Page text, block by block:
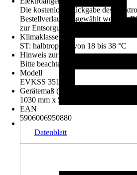
Die kostenlose Rückgabe des
Bestellverlauf ausgewählt werden.
zur Entsorgung.
Klimaklasse
ST: halbtropisch von 18 bis 38 °C
Hinweis zur Entsorgung
Bitte beachte die Hinweise zur
Modell
EVKSS 351 216
Gerätemaß (HxBxT)
1030 mm x 560 mm x 550 mm
EAN
5906006950880
Datenblatt